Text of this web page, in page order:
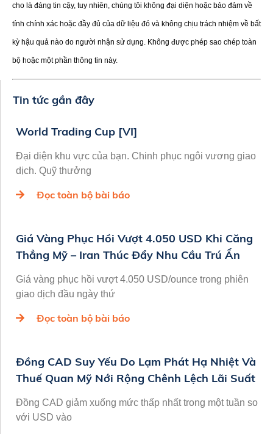
cho là đáng tin cậy, tuy nhiên, chúng tôi không đại diện hoặc bảo đảm về
tính chính xác hoặc đầy đủ của dữ liệu đó và không chịu trách nhiệm về bất
kỳ hậu quả nào do người nhận sử dụng. Không được phép sao chép toàn
bộ hoặc một phần thông tin này.
Tin tức gần đây
World Trading Cup [VI]
Đại diện khu vực của bạn. Chinh phục ngôi vương giao
dịch. Quỹ thưởng
Đọc toàn bộ bài báo
Giá Vàng Phục Hồi Vượt 4.050 USD Khi Căng
Thẳng Mỹ – Iran Thúc Đẩy Nhu Cầu Trú Ẩn
Giá vàng phục hồi vượt 4.050 USD/ounce trong phiên
giao dịch đầu ngày thứ
Đọc toàn bộ bài báo
Đồng CAD Suy Yếu Do Lạm Phát Hạ Nhiệt Và
Thuế Quan Mỹ Nới Rộng Chênh Lệch Lãi Suất
Đồng CAD giảm xuống mức thấp nhất trong một tuần so
với USD vào